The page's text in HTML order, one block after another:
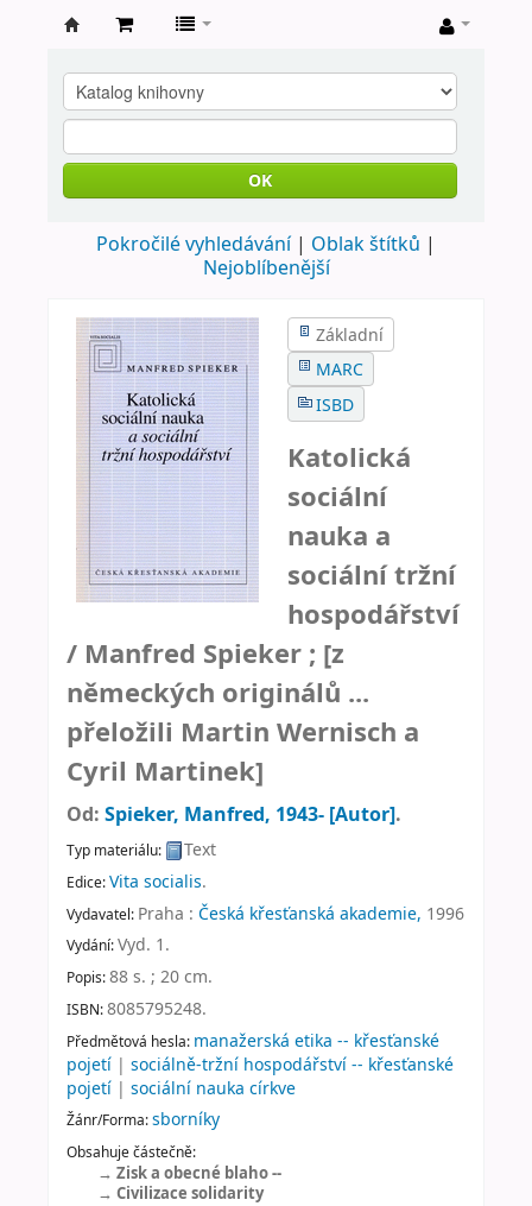
knihovna
Nové
Město
Metují
OK
Pokročilé vyhledávání
Oblak štítků
Nejoblíbenější
Základní
MARC
ISBD
Katolická
sociální
nauka a
sociální tržní
hospodářství
/ Manfred Spieker ; [z
německých originálů ...
přeložili Martin Wernisch a
Cyril Martinek]
Od: Spieker, Manfred, 1943- [Autor].
Typ materiálu: Text
Edice:Vita socialis.
Vydavatel: Praha : Česká křesťanská akademie, 1996
Vydání:Vyd. 1 .
Popis:88 s. ; 20 cm.
ISBN:8085795248.
Předmětová hesla: manažerská etika -- křesťanské
pojetí | sociálně-tržní hospodářství -- křesťanské
pojetí | sociální nauka církve
Žánr/Forma:sborníky
Obsahuje částečně:
Zisk a obecné blaho --
Civilizace solidarity